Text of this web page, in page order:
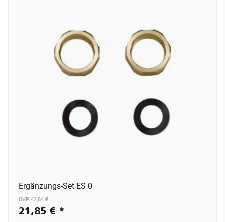
Ergänzungs-Set ES 0
UVP 42,84 €
21,85 € *